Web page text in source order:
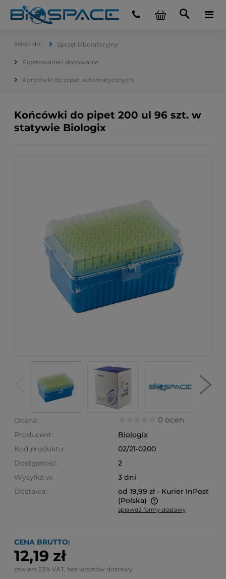
Sprzęt laboratoryjny
Pipetowanie i dozowanie
Końcówki do pipet automatycznych
Końcówki do pipet 200 ul 96 szt. w
statywie Biologix
Ocena: 0 ocen
Producent:
Biologix
Kod produktu:
02/21-0200
Dostępność:
2
Wysyłka w:
3 dni
Dostawa:
od 19,99 zł - Kurier InPost
(Polska)
Cena nie zawiera ewentualnych kosztów płatności
sprawdź formy dostawy
CENA BRUTTO:
12,19 zł
zawiera 23% VAT, bez kosztów dostawy